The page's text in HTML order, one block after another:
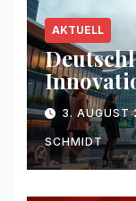
AKTUELL
3.
SCHMIDT